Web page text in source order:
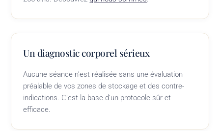
Un diagnostic corporel sérieux
Aucune séance n’est réalisée sans une évaluation
préalable de vos zones de stockage et des contre-
indications. C’est la base d’un protocole sûr et
efficace.